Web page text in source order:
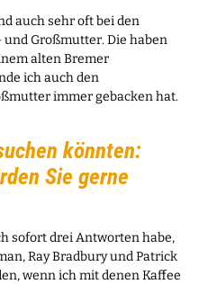
auch sehr oft bei den
Großmutter. Die haben
alten Bremer
ich auch den
immer gebacken hat.
könnten:
Sie gerne
sofort drei Antworten habe,
Ray Bradbury und Patrick
wenn ich mit denen Kaffee